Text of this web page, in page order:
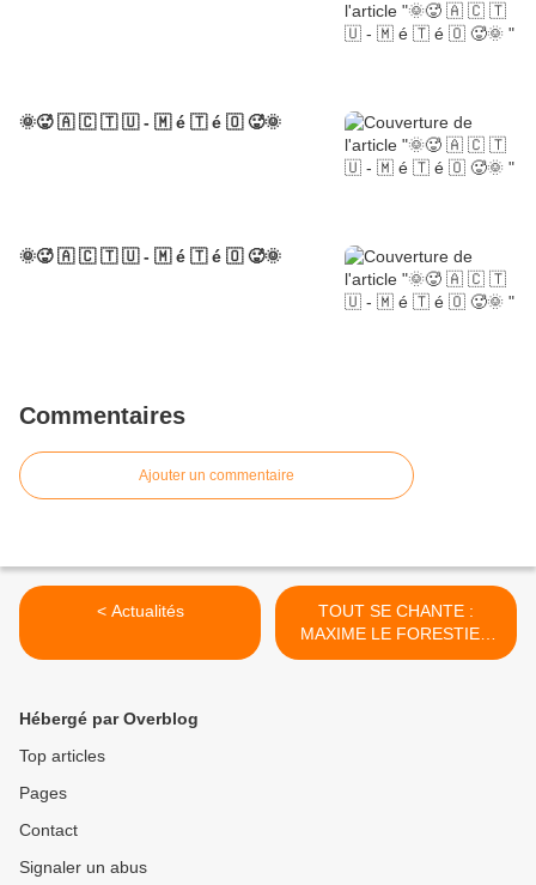
🌞🥵 🇦 🇨 🇹 🇺 - 🇲 é 🇹 é 🇴 🥵🌞
🌞🥵 🇦 🇨 🇹 🇺 - 🇲 é 🇹 é 🇴 🥵🌞
Commentaires
Ajouter un commentaire
< Actualités
TOUT SE CHANTE :
MAXIME LE FORESTIER
SUR LA SCÈNE de
Hébergé par Overblog
Top articles
Pages
Contact
Signaler un abus